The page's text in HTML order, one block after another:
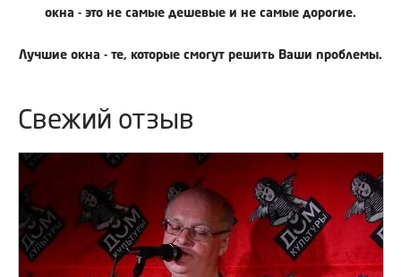
окна - это не самые дешевые и не самые дорогие.
Лучшие окна - те, которые смогут решить Ваши проблемы.
Свежий отзыв